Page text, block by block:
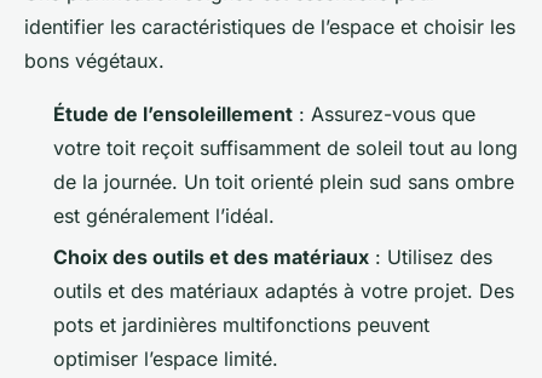
identifier les caractéristiques de l’espace et choisir les
bons végétaux.
Étude de l’ensoleillement : Assurez-vous que
votre toit reçoit suffisamment de soleil tout au long
de la journée. Un toit orienté plein sud sans ombre
est généralement l’idéal.
Choix des outils et des matériaux : Utilisez des
outils et des matériaux adaptés à votre projet. Des
pots et jardinières multifonctions peuvent
optimiser l’espace limité.